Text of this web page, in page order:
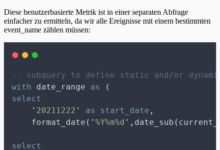
Diese benutzerbasierte Metrik ist in einer separaten Abfrage
einfacher zu ermitteln, da wir alle Ereignisse mit einem bestimmten
event_name zählen müssen:
-- subquery to define static and/or
with date_range as
(
select
' 20211222 ' as start_date ,
    format_date(
' %Y%m%d '
select